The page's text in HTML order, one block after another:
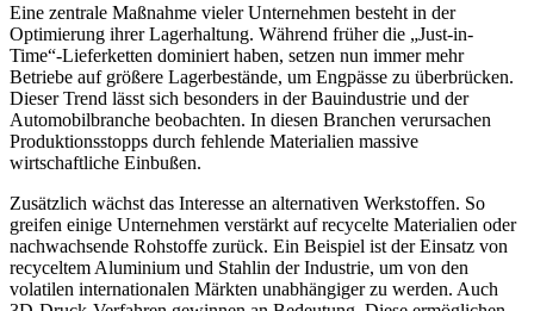
Eine zentrale Maßnahme vieler Unternehmen besteht in der
Optimierung ihrer Lagerhaltung. Während früher die „Just-in-
Time“-Lieferketten dominiert haben, setzen nun immer mehr
Betriebe auf größere Lagerbestände, um Engpässe zu überbrücken.
Dieser Trend lässt sich besonders in der Bauindustrie und der
Automobilbranche beobachten. In diesen Branchen verursachen
Produktionsstopps durch fehlende Materialien massive
wirtschaftliche Einbußen.
Zusätzlich wächst das Interesse an alternativen Werkstoffen. So
greifen einige Unternehmen verstärkt auf recycelte Materialien oder
nachwachsende Rohstoffe zurück. Ein Beispiel ist der Einsatz von
recyceltem Aluminium und Stahlin der Industrie, um von den
volatilen internationalen Märkten unabhängiger zu werden. Auch